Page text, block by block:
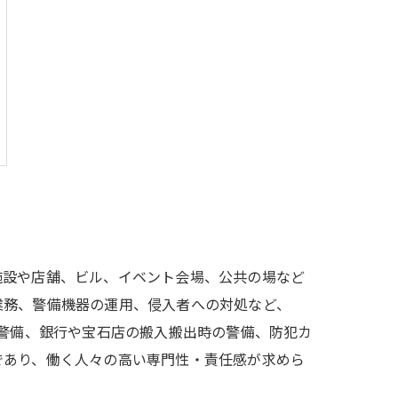
や店舗、ビル、イベント会場、公共の場など
、警備機器の運用、侵入者への対処など、
、銀行や宝石店の搬入搬出時の警備、防犯カ
り、働く人々の高い専門性・責任感が求めら